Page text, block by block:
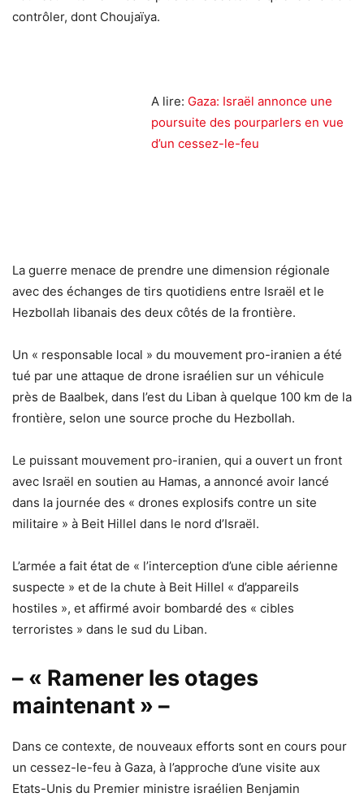
contrôler, dont Choujaïya.
A lire: Gaza: Israël annonce une
poursuite des pourparlers en vue
d’un cessez-le-feu
La guerre menace de prendre une dimension régionale
avec des échanges de tirs quotidiens entre Israël et le
Hezbollah libanais des deux côtés de la frontière.
Un « responsable local » du mouvement pro-iranien a été
tué par une attaque de drone israélien sur un véhicule
près de Baalbek, dans l’est du Liban à quelque 100 km de la
frontière, selon une source proche du Hezbollah.
Le puissant mouvement pro-iranien, qui a ouvert un front
avec Israël en soutien au Hamas, a annoncé avoir lancé
dans la journée des « drones explosifs contre un site
militaire » à Beit Hillel dans le nord d’Israël.
L’armée a fait état de « l’interception d’une cible aérienne
suspecte » et de la chute à Beit Hillel « d’appareils
hostiles », et affirmé avoir bombardé des « cibles
terroristes » dans le sud du Liban.
– « Ramener les otages
maintenant » –
Dans ce contexte, de nouveaux efforts sont en cours pour
un cessez-le-feu à Gaza, à l’approche d’une visite aux
Etats-Unis du Premier ministre israélien Benjamin